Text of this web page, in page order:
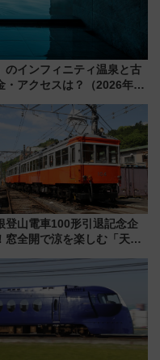
のインフィニティ温泉と古
・アクセスは？（2026年7
登山電車100形引退記念企
窓全開で涼を楽しむ「天然